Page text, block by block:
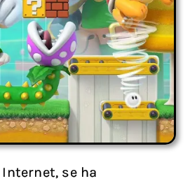
Internet, se ha